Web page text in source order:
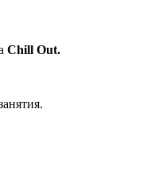
Chill Out.